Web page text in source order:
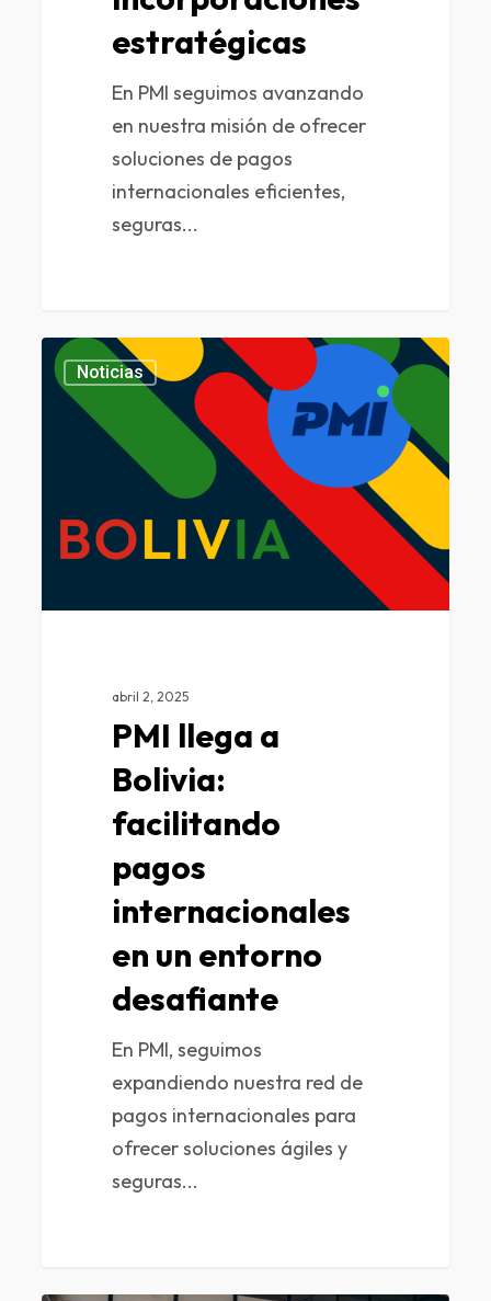
estratégicas
En PMI seguimos avanzando
en nuestra misión de ofrecer
soluciones de pagos
internacionales eficientes,
seguras...
Noticias
abril 2, 2025
PMI llega a
Bolivia:
facilitando
pagos
internacionales
en un entorno
desafiante
En PMI, seguimos
expandiendo nuestra red de
pagos internacionales para
ofrecer soluciones ágiles y
seguras...
0